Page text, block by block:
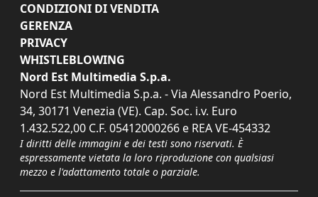
CONDIZIONI DI VENDITA
GERENZA
PRIVACY
WHISTLEBLOWING
Nord Est Multimedia S.p.a.
Nord Est Multimedia S.p.a. - Via Alessandro Poerio,
34, 30171 Venezia (VE). Cap. Soc. i.v. Euro
1.432.522,00 C.F. 05412000266 e REA VE-454332
I diritti delle immagini e dei testi sono riservati. È
espressamente vietata la loro riproduzione con qualsiasi
mezzo e l'adattamento totale o parziale.